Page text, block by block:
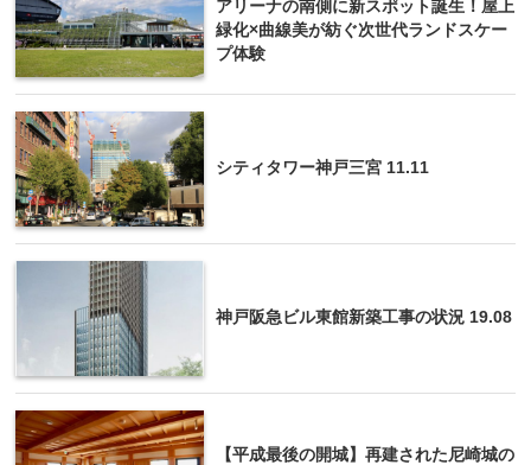
アリーナの南側に新スポット誕生！屋上
緑化×曲線美が紡ぐ次世代ランドスケー
プ体験
シティタワー神戸三宮 11.11
神戸阪急ビル東館新築工事の状況 19.08
【平成最後の開城】再建された尼崎城の